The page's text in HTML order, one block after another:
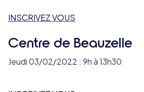
INSCRIVEZ VOUS
Centre de Beauzelle
Jeudi 03/02/2022 : 9h à 13h30